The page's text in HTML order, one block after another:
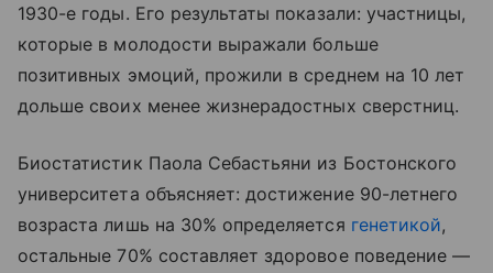
1930-е годы. Его результаты показали: участницы,
которые в молодости выражали больше
позитивных эмоций, прожили в среднем на 10 лет
дольше своих менее жизнерадостных сверстниц.
Биостатистик Паола Себастьяни из Бостонского
университета объясняет: достижение 90-летнего
возраста лишь на 30% определяется генетикой,
остальные 70% составляет здоровое поведение —